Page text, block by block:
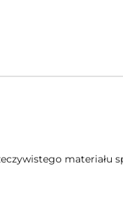
materiału